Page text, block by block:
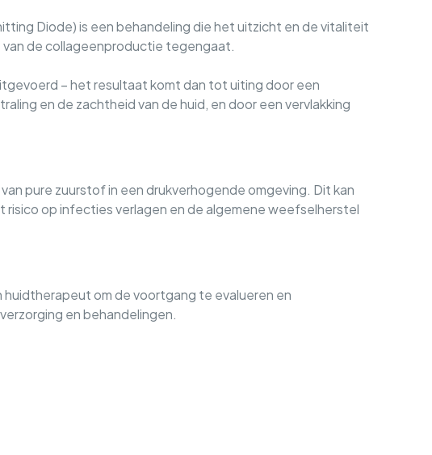
Diode) is een behandeling die het uitzicht en de vitaliteit
de collageenproductie tegengaat.
– het resultaat komt dan tot uiting door een
en de zachtheid van de huid, en door een vervlakking
pure zuurstof in een drukverhogende omgeving. Dit kan
risico op infecties verlagen en de algemene weefselherstel
om de voortgang te evalueren en
en behandelingen.